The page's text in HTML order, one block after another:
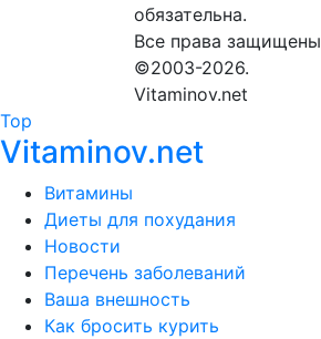
обязательна.
Все права защищены
©2003-2026.
Vitaminov.net
Top
Vitaminov.net
Витамины
Диеты для похудания
Новости
Перечень заболеваний
Ваша внешность
Как бросить курить